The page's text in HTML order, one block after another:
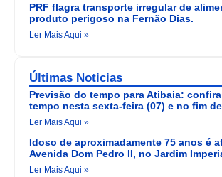
PRF flagra transporte irregular de
produto perigoso na Fernão Dias.
Ler Mais Aqui »
Últimas Noticias
Previsão do tempo para Atibaia:
tempo nesta sexta-feira (07) e no fim
Ler Mais Aqui »
Idoso de aproximadamente 75 anos é
Avenida Dom Pedro II, no Jardim
Ler Mais Aqui »